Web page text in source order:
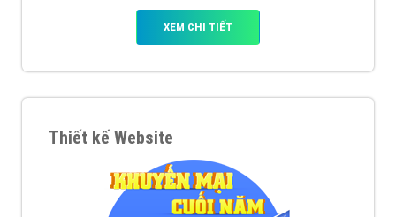
XEM CHI TIẾT
Thiết kế Website